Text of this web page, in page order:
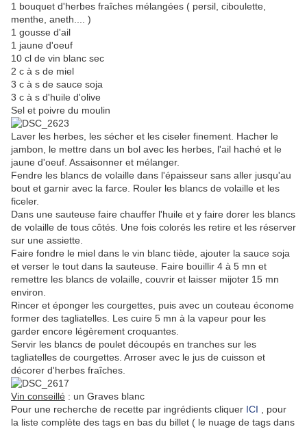
1 bouquet d'herbes fraîches mélangées ( persil, ciboulette,
menthe, aneth.... )
1 gousse d'ail
1 jaune d'oeuf
10 cl de vin blanc sec
2 c à s de miel
3 c à s de sauce soja
3 c à s d'huile d'olive
Sel et poivre du moulin
Laver les herbes, les sécher et les ciseler finement. Hacher le
jambon, le mettre dans un bol avec les herbes, l'ail haché et le
jaune d'oeuf. Assaisonner et mélanger.
Fendre les blancs de volaille dans l'épaisseur sans aller jusqu'au
bout et garnir avec la farce. Rouler les blancs de volaille et les
ficeler.
Dans une sauteuse faire chauffer l'huile et y faire dorer les blancs
de volaille de tous côtés. Une fois colorés les retire et les réserver
sur une assiette.
Faire fondre le miel dans le vin blanc tiède, ajouter la sauce soja
et verser le tout dans la sauteuse. Faire bouillir 4 à 5 mn et
remettre les blancs de volaille, couvrir et laisser mijoter 15 mn
environ.
Rincer et éponger les courgettes, puis avec un couteau économe
former des tagliatelles. Les cuire 5 mn à la vapeur pour les
garder encore légèrement croquantes.
Servir les blancs de poulet découpés en tranches sur les
tagliatelles de courgettes. Arroser avec le jus de cuisson et
décorer d'herbes fraîches.
Vin conseillé : un Graves blanc
Pour une recherche de recette par ingrédients cliquer ICI , pour
la liste complète des tags en bas du billet ( le nuage de tags dans